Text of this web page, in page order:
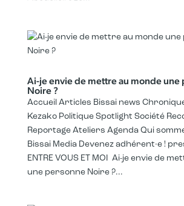
Ai-je envie de mettre au monde une
Noire ?
Accueil Articles Bissai news
Kezako Politique Spotlight Société
Reportage Ateliers Agenda Qui
Bissai Media Devenez adhérent·e !
ENTRE VOUS ET MOI Ai-je envie de
une personne Noire ?...